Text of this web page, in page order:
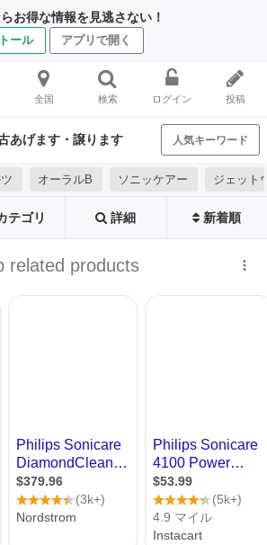
お得な情報を見逃さない！
ール アプリで開く
全国 検索 ログイン 投稿
あげます・譲ります 人気キーワード
オーラルB ソニッケアー ジェット
テゴリ 詳細 新着順